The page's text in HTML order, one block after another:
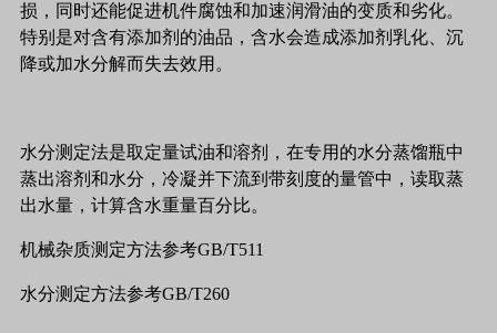
损，同时还能促进机件腐蚀和加速润滑油的变质和劣化。
特别是对含有添加剂的油品，含水会造成添加剂乳化、沉
降或加水分解而失去效用。
水分测定法是取定量试油和溶剂，在专用的水分蒸馏瓶中
蒸出溶剂和水分，冷凝并下流到带刻度的量管中，读取蒸
出水量，计算含水重量百分比。
机械杂质测定方法参考GB/T511
水分测定方法参考GB/T260